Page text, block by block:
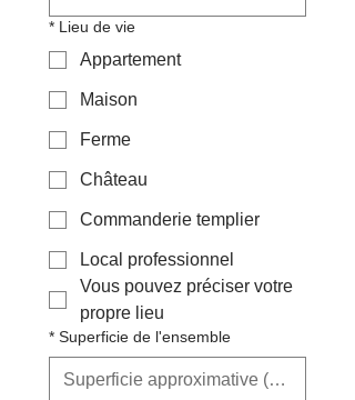
* Lieu de vie
Appartement
Maison
Ferme
Château
Commanderie templier
Local professionnel
Vous pouvez préciser votre
propre lieu
* Superficie de l'ensemble